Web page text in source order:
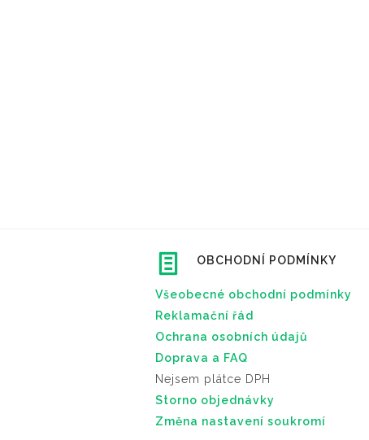
OBCHODNÍ PODMÍNKY
Všeobecné obchodní podmínky
Reklamační řád
Ochrana osobních údajů
Doprava a FAQ
Nejsem plátce DPH
Storno objednávky
Změna nastavení soukromí